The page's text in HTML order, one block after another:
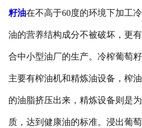
籽油在不高于60度的环境下加工
油的营养结构成分不被破坏，更
合中小型油厂的生产。冷榨葡萄
主要有榨油机和精炼油设备，榨
的油脂挤压出来，精炼设备则是
质，达到健康油的标准。浸出葡